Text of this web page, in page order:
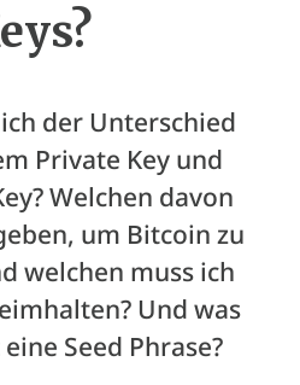
der Unterschied
Private Key und
Welchen davon
um Bitcoin zu
welchen muss ich
Und was
Seed Phrase?